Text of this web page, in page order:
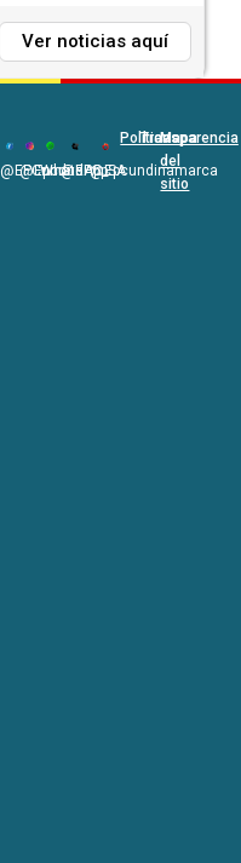
Ver noticias aquí
@EPCundi
@Epcundi
WhatsApp
@EPC_SA
@Epcundinamarca
Políticas
Transparencia
Mapa
del
sitio